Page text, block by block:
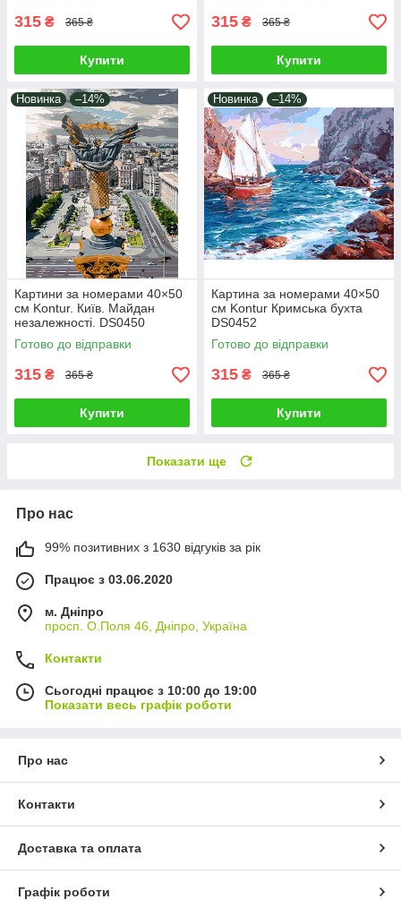
315 ₴ 365 ₴
Купити
315 ₴ 365 ₴
Купити
Новинка –14%
Картини за номерами 40×50
см Kontur. Київ. Майдан
незалежності. DS0450
Готово до відправки
315 ₴ 365 ₴
Купити
Новинка –14%
Картина за номерами 40×50
см Kontur Кримська бухта
DS0452
Готово до відправки
315 ₴ 365 ₴
Купити
Показати ще
Про нас
99% позитивних з 1630 відгуків за рік
Працює з 03.06.2020
м. Дніпро
просп. О.Поля 46, Дніпро, Україна
Контакти
Сьогодні працює з 10:00 до 19:00
Показати весь графік роботи
Про нас
Контакти
Доставка та оплата
Графік роботи